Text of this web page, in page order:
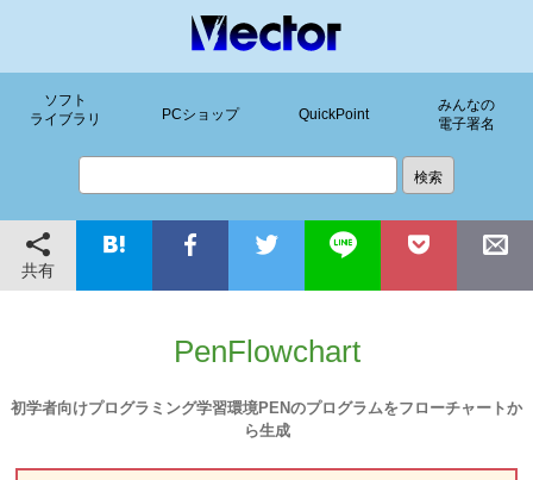
ソフト
ライブラリ
PCショップ QuickPoint
みんなの
電子署名
共有
PenFlowchart
初学者向けプログラミング学習環境PENのプログラムをフローチャートか
ら生成